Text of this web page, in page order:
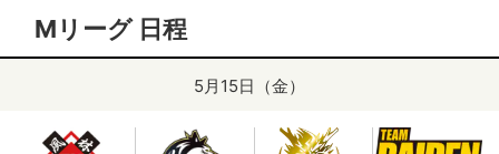
Mリーグ 日程
5月15日（金）